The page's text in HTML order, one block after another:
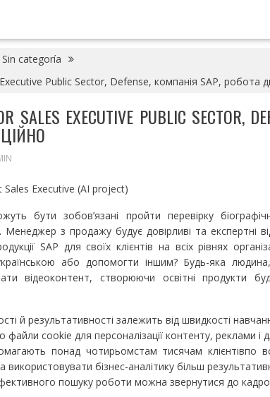
Sin categoría
Public Sector, Defense, компанія SAP, робота
SALES EXECUTIVE PUBLIC SECTOR,
бути зобов’язані пройти перевірку
Менеджер з продажу будує довірливі та експертні
SAP для своїх клієнтів на всіх рівнях
або допомогти іншим? Будь-яка
відеоконтент, створюючи освітні продукти
й результативності залежить від швидкості
cookie для персоналізації контенту, реклами і
понад чотирьомстам тисячам клієнтівпо
бізнес-аналітику більш
пошуку роботи можна звернутися до